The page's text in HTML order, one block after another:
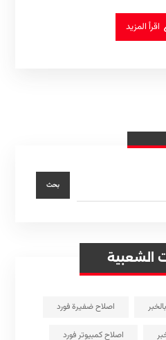
اقرأ المزيد
الشعبية
اصلاح ضفيرة فورد
اصلاح كمبيوتر فورد